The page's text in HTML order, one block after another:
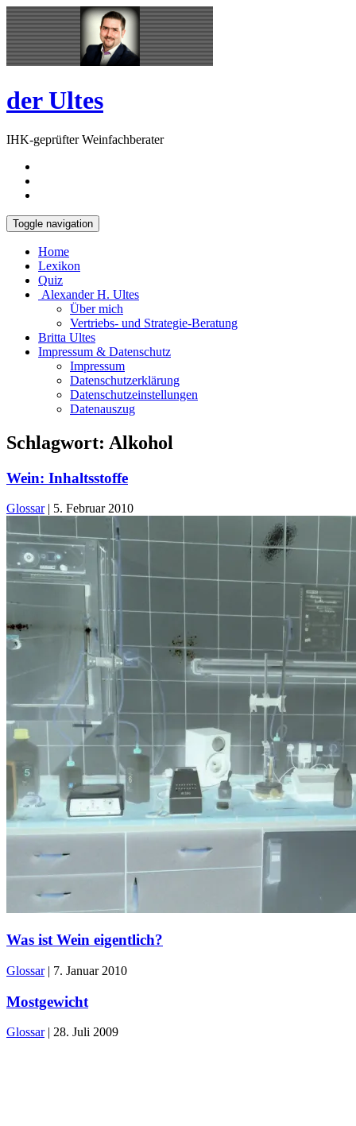
Skip
to
content
Open
Sidebar
der Ultes
IHK-geprüfter Weinfachberater
Toggle navigation
Home
Lexikon
Quiz
Alexander H. Ultes
Über mich
Vertriebs- und Strategie-Beratung
Britta Ultes
Impressum & Datenschutz
Impressum
Datenschutzerklärung
Datenschutzeinstellungen
Datenauszug
Schlagwort: Alkohol
Wein: Inhaltsstoffe
Glossar | 5. Februar 2010
Was ist Wein eigentlich?
Glossar | 7. Januar 2010
Mostgewicht
Glossar | 28. Juli 2009